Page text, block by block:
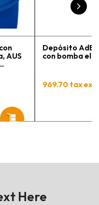
AUS
Depósito
con bomba
969.70 tax
Here